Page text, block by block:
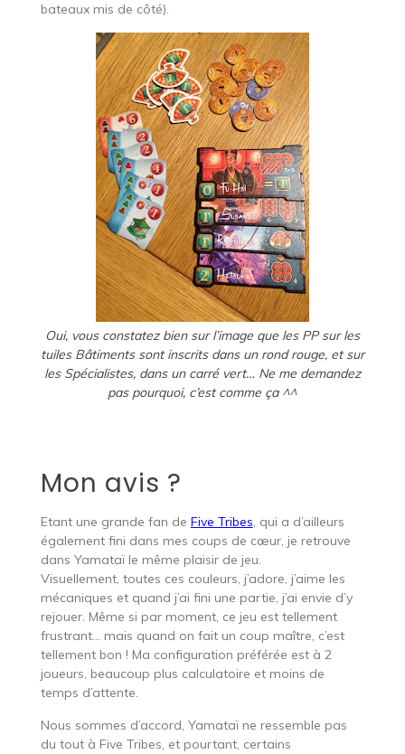
bateaux mis de côté).
Oui, vous constatez bien sur l’image que les PP sur les
tuiles Bâtiments sont inscrits dans un rond rouge, et sur
les Spécialistes, dans un carré vert… Ne me demandez
pas pourquoi, c’est comme ça ^^
Mon avis ?
Etant une grande fan de Five Tribes, qui a d’ailleurs
également fini dans mes coups de cœur, je retrouve
dans Yamataï le même plaisir de jeu.
Visuellement, toutes ces couleurs, j’adore, j’aime les
mécaniques et quand j’ai fini une partie, j’ai envie d’y
rejouer. Même si par moment, ce jeu est tellement
frustrant… mais quand on fait un coup maître, c’est
tellement bon ! Ma configuration préférée est à 2
joueurs, beaucoup plus calculatoire et moins de
temps d’attente.
Nous sommes d’accord, Yamataï ne ressemble pas
du tout à Five Tribes, et pourtant, certains